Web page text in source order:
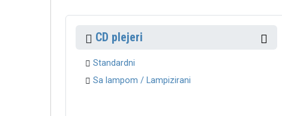
CD plejeri
Standardni
Sa lampom / Lampizirani